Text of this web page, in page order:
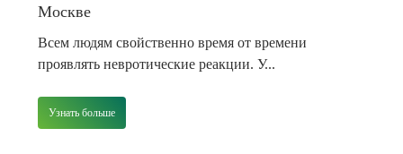
Москве
Всем людям свойственно время от времени
проявлять невротические реакции. У...
Узнать больше